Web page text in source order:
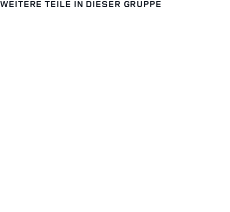
WEITERE TEILE IN DIESER GRUPPE